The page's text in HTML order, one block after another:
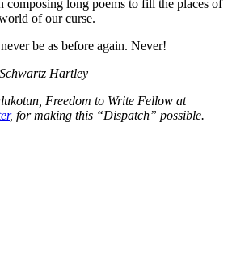
composing long poems to fill the places of
of our curse.
be as before again. Never!
Hartley
Freedom to Write Fellow at
, for making this “Dispatch” possible.